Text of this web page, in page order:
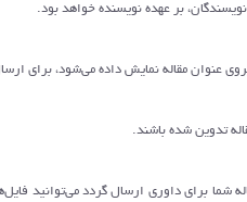
بر عهده نویسنده خواهد بود.
عنوان مقاله نمایش داده می‌شود، برای
شما برای داوری ارسال گردد می‌توانید